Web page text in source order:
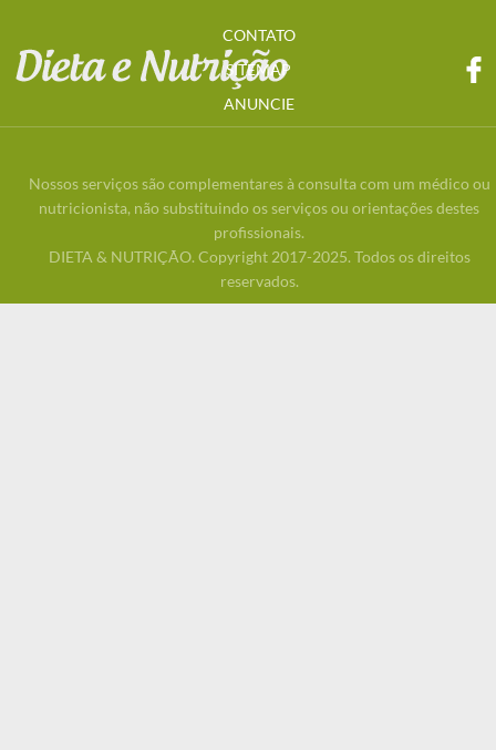
CONTATO
SITEMAP
ANUNCIE
Nossos serviços são complementares à consulta com um médico ou
nutricionista, não substituindo os serviços ou orientações destes
profissionais.
DIETA & NUTRIÇÃO. Copyright 2017-2025. Todos os direitos
reservados.